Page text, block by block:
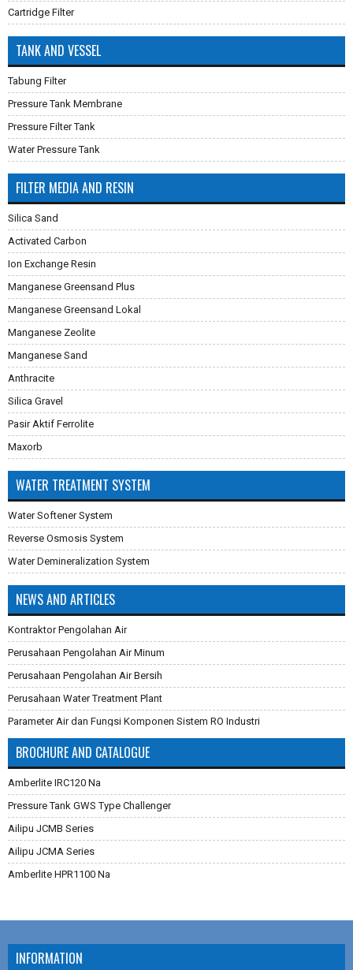
Cartridge Filter
TANK AND VESSEL
Tabung Filter
Pressure Tank Membrane
Pressure Filter Tank
Water Pressure Tank
FILTER MEDIA AND RESIN
Silica Sand
Activated Carbon
Ion Exchange Resin
Manganese Greensand Plus
Manganese Greensand Lokal
Manganese Zeolite
Manganese Sand
Anthracite
Silica Gravel
Pasir Aktif Ferrolite
Maxorb
WATER TREATMENT SYSTEM
Water Softener System
Reverse Osmosis System
Water Demineralization System
NEWS AND ARTICLES
Kontraktor Pengolahan Air
Perusahaan Pengolahan Air Minum
Perusahaan Pengolahan Air Bersih
Perusahaan Water Treatment Plant
Parameter Air dan Fungsi Komponen Sistem RO Industri
Pembuatan Karbon Aktif
Cara Mengganti Karet Membran Pressure Tank
Membran Filtrasi
Sistem Reverse Osmosis dan Cara Kerjanya
Cara Menghilangkan Zat Besi Pada Air
Aplikasi Teknologi Membran Pada Pengolahan Air
Filter Air Industri dan Komersial
RO Membrane LG Chem
BROCHURE AND CATALOGUE
Amberlite IRC120 Na
Pressure Tank GWS Type Challenger
Ailipu JCMB Series
Ailipu JCMA Series
Amberlite HPR1100 Na
Jacobi Aquasorb 2000
Jacobi Aquasorb 1000
Calgon Filtrasorb 100
INFORMATION